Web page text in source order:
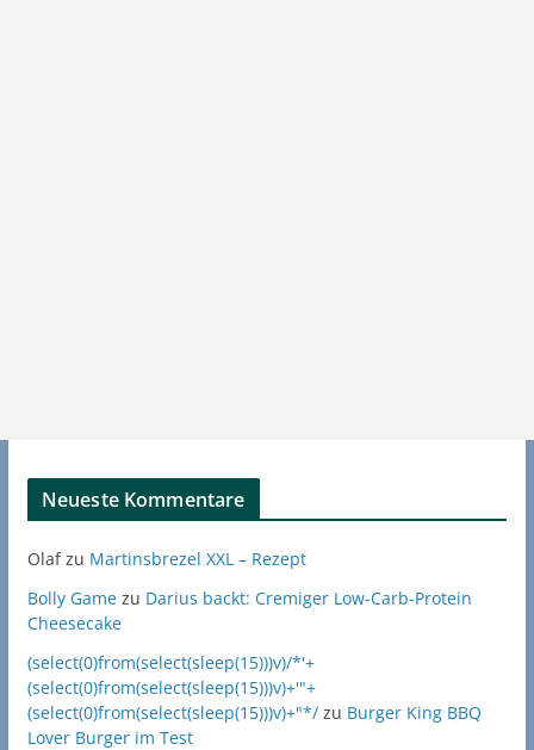
Neueste Kommentare
Olafzu Martinsbrezel XXL – Rezept
Bolly Gamezu Darius backt: Cremiger Low-Carb-Protein
Cheesecake
(select(0)from(select(sleep(15)))v)/*'+
(select(0)from(select(sleep(15)))v)+'"+
(select(0)from(select(sleep(15)))v)+"*/zu Burger King BBQ
Lover Burger im Test